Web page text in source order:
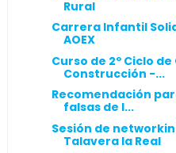
Rural
Carrera Infantil
AOEX
Curso de 2º Ciclo
Construcción -...
Recomendación
falsas de I...
Sesión de
Talavera la Real